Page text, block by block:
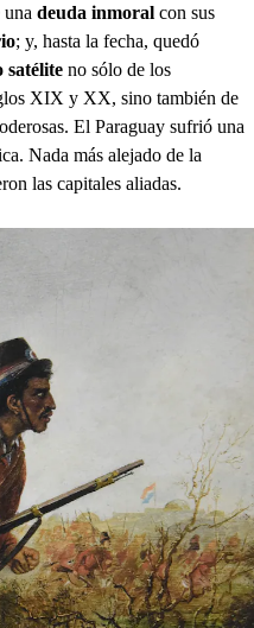
deuda inmoral con sus
; y, hasta la fecha, quedó
satélite no sólo de los
XIX y XX, sino también de
El Paraguay sufrió una
Nada más alejado de la
las capitales aliadas.